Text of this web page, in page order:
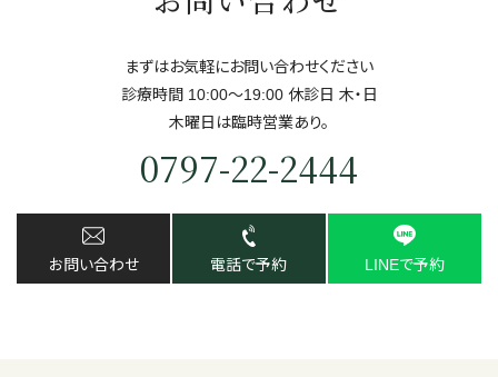
まずはお気軽にお問い合わせください
診療時間 10:00～19:00 休診日 ⽊・⽇
⽊曜日は臨時営業あり。
0797-22-2444
お問い合わせ 電話で予約 LINEで予約